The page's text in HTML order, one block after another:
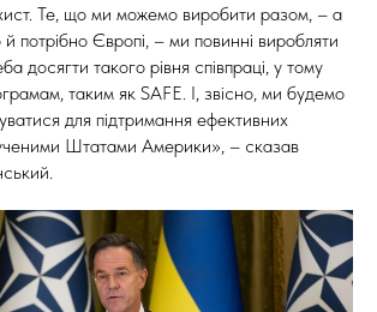
Те, що ми можемо виробити разом, – а
потрібно Європі, – ми повинні виробляти
досягти такого рівня співпраці, у тому
таким як SAFE. І, звісно, ми будемо
для підтримання ефективних
Штатами Америки», – сказав